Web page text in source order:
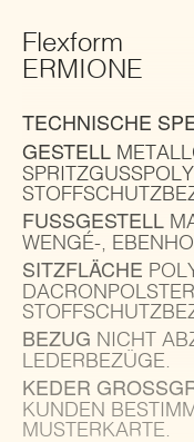
Flexform
ERMIONE
TECHNISCHE
GESTELL
FUSSGESTELL
WENGÉ-,
SITZFLÄCHE
BEZUG NICHT
LEDERBEZÜGE.
KEDER
KUNDEN
MUSTERKARTE.